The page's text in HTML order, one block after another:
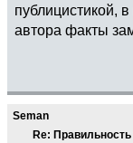
публицистикой,
автора факты
Seman
Re: